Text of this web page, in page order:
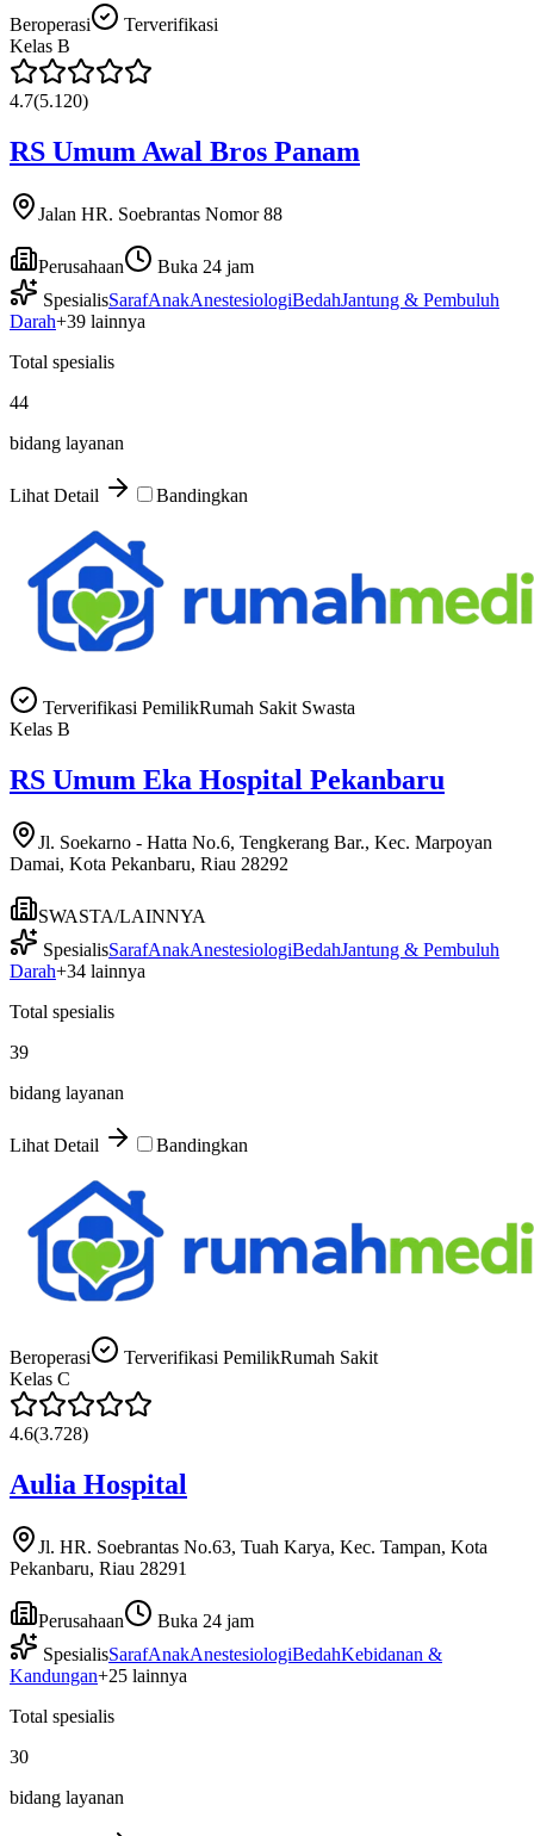
Beroperasi
Terverifikasi
Kelas B
4.7(5.120)
RS Umum Awal Bros Panam
Jalan HR. Soebrantas Nomor 88
Perusahaan
Buka 24 jam
SpesialisSarafAnakAnestesiologiBedahJantung & Pembuluh
Darah+39 lainnya
Total spesialis
44
bidang layanan
Lihat Detail Bandingkan
Terverifikasi PemilikRumah Sakit Swasta
Kelas B
RS Umum Eka Hospital Pekanbaru
Jl. Soekarno - Hatta No.6, Tengkerang Bar., Kec. Marpoyan
Damai, Kota Pekanbaru, Riau 28292
SWASTA/LAINNYA
SpesialisSarafAnakAnestesiologiBedahJantung & Pembuluh
Darah+34 lainnya
Total spesialis
39
bidang layanan
Lihat Detail Bandingkan
Beroperasi Terverifikasi PemilikRumah Sakit
Kelas C
4.6(3.728)
Aulia Hospital
Jl. HR. Soebrantas No.63, Tuah Karya, Kec. Tampan, Kota
Pekanbaru, Riau 28291
Perusahaan
Buka 24 jam
SpesialisSarafAnakAnestesiologiBedahKebidanan &
Kandungan+25 lainnya
Total spesialis
30
bidang layanan